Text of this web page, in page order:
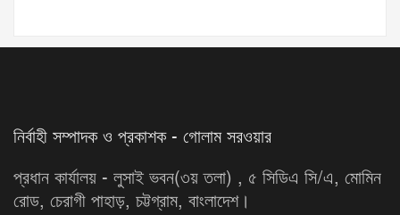
নির্বাহী সম্পাদক ও প্রকাশক - গোলাম সরওয়ার
প্রধান কার্যালয় - লুসাই ভবন(৩য় তলা) , ৫ সিডিএ সি/এ, মোমিন
রোড, চেরাগী পাহাড়, চট্টগ্রাম, বাংলাদেশ।